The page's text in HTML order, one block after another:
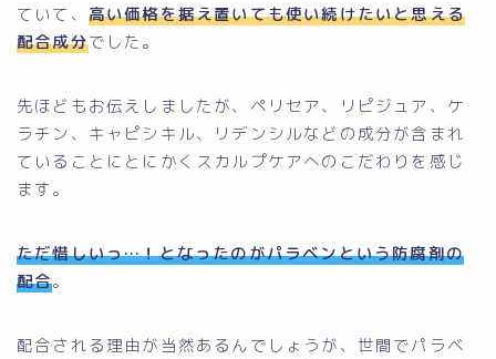
ていて、 高い価格を据え置いても使い続けたいと思える
配合成分でした。
先ほどもお伝えしましたが、ペリセア、リピジュア、ケ
ラチン、キャピシキル、リデンシルなどの成分が含まれ
ていることにとにかくスカルプケアへのこだわりを感じ
ます。
ただ惜しいっ…！となったのがパラベンという防腐剤の
配合。
配合される理由が当然あるんでしょうが、世間でパラベ